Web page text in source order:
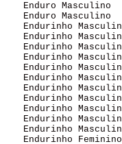
Enduro Masculino
Enduro Masculino